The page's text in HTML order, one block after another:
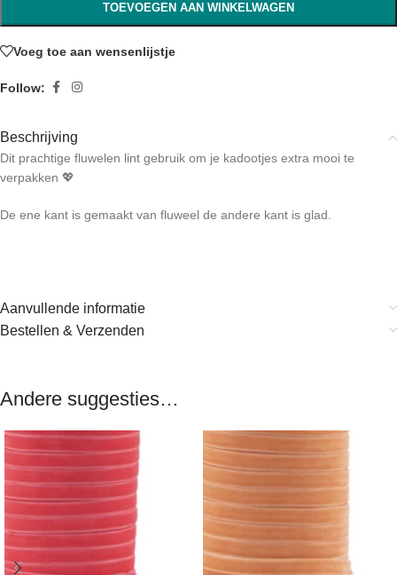
TOEVOEGEN AAN WINKELWAGEN
Voeg toe aan wensenlijstje
Follow:
Beschrijving
Dit prachtige fluwelen lint gebruik om je kadootjes extra mooi te
verpakken 💖
De ene kant is gemaakt van fluweel de andere kant is glad.
Aanvullende informatie
Bestellen & Verzenden
Andere suggesties…